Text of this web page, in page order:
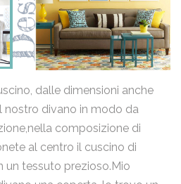
dalle dimensioni anche
nostro divano in modo da
composizione di
al centro il cuscino di
un tessuto prezioso.Mio